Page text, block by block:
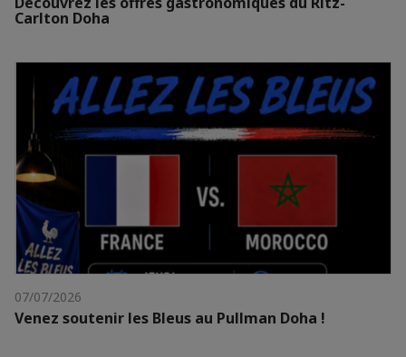
Carlton Doha
07/07/2026
Venez soutenir les Bleus au Pullman Doha !